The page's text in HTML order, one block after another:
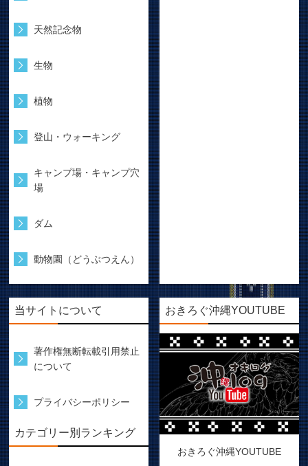
天然記念物
生物
植物
登山・ウォーキング
キャンプ場・キャンプ穴
場
ダム
動物園（どうぶつえん）
当サイトについて
著作権無断転載引用禁止
について
プライバシーポリシー
カテゴリー別ランキング
おきろぐ沖縄YOUTUBE
おきろぐ沖縄YOUTUBE